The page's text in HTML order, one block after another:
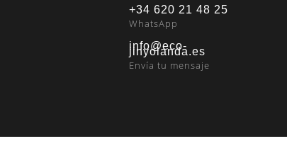
+34 620 21 48 25
WhatsApp
info@eco-
jinyolanda.es
Envía tu mensaje